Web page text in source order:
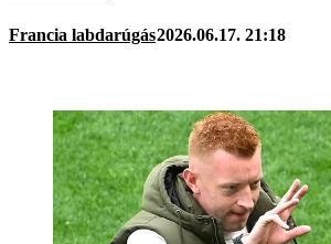
Francia labdarúgás2026.06.17. 21:18